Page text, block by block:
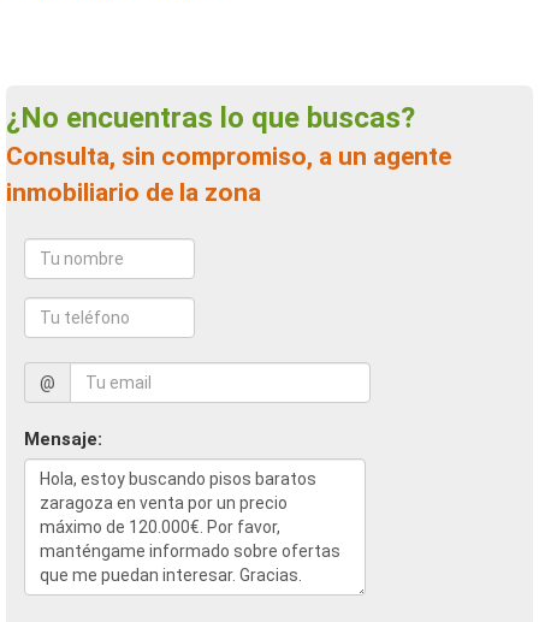
¿No encuentras lo que buscas?
Consulta, sin compromiso, a un agente
inmobiliario de la zona
@
Mensaje: